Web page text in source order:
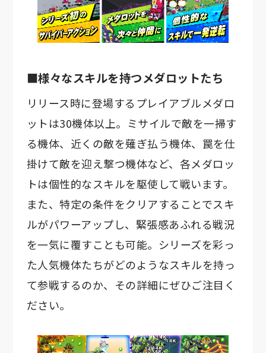
■様々なスキルを持つメダロットたち
リリース時に登場するプレイアブルメダロ
ットは30機体以上。ミサイルで敵を一掃す
る機体、近くの敵を薙ぎ払う機体、罠を仕
掛けて敵を迎え撃つ機体など、各メダロッ
トは個性的なスキルを駆使して戦います。
また、特定の条件をクリアすることでスキ
ルがパワーアップし、緊張感あふれる戦況
を一気に覆すことも可能。シリーズを彩っ
た人気機体たちがどのようなスキルを持っ
て参戦するのか、その詳細にぜひご注目く
ださい。